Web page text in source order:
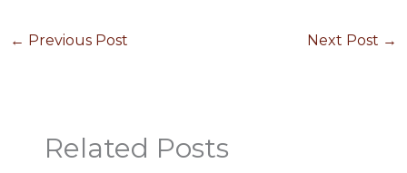
← Previous Post Next Post →
Related Posts